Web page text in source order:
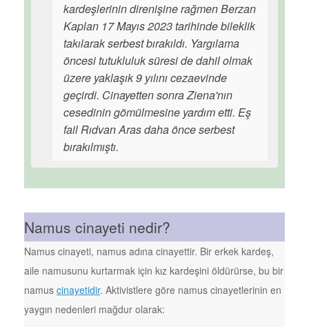
kardeşlerinin direnişine rağmen Berzan
Kaplan 17 Mayıs 2023 tarihinde bileklik
takılarak serbest bırakıldı. Yargılama
öncesi tutukluluk süresi de dahil olmak
üzere yaklaşık 9 yılını cezaevinde
geçirdi. Cinayetten sonra Ziena'nın
cesedinin gömülmesine yardım etti. Eş
fail Rıdvan Aras daha önce serbest
bırakılmıştı.
Namus cinayeti nedir?
Namus cinayeti, namus adına cinayettir. Bir erkek kardeş,
aile namusunu kurtarmak için kız kardeşini öldürürse, bu bir
namus cinayetidir. Aktivistlere göre namus cinayetlerinin en
yaygın nedenleri mağdur olarak: